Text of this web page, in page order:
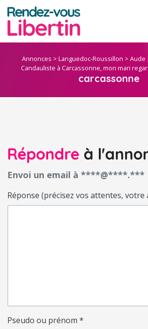
Annonces > Languedoc-Roussillon > Aude
Candauliste à Carcassonne, mon mari
carcassonne
Répondre à
Envoi un email à ****@****.***
Réponse (précisez vos attentes, votre
Pseudo ou prénom *